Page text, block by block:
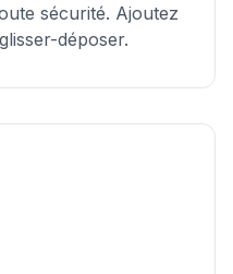
sécurité. Ajoutez
déposer.